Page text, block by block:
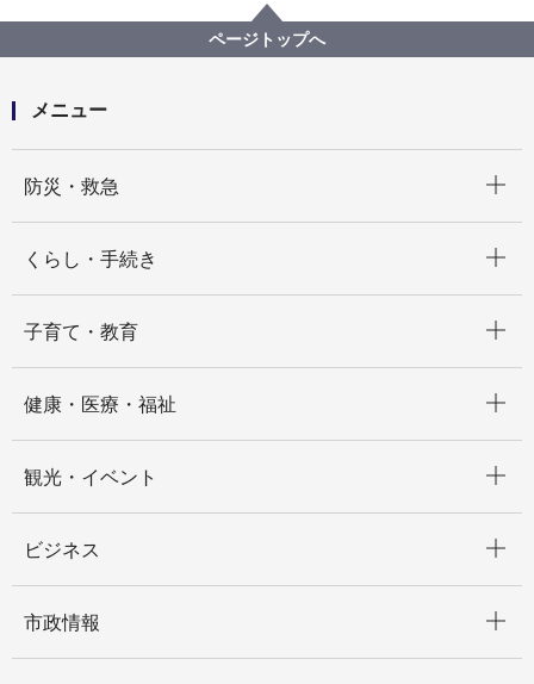
【入札結果掲載】南部児童相談所一時保護所 児童指
導業務人材派遣
ページトップへ
メニュー
防災・救急
くらし・手続き
子育て・教育
健康・医療・福祉
観光・イベント
ビジネス
市政情報